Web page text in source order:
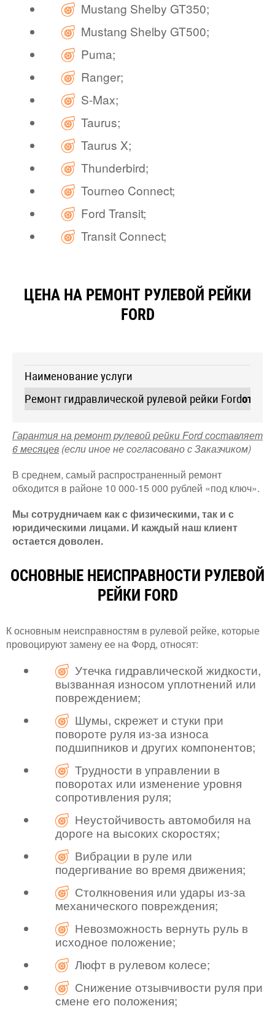
Mustang Shelby GT350;
Mustang Shelby GT500;
Puma;
Ranger;
S-Max;
Taurus;
Taurus X;
Thunderbird;
Tourneo Connect;
Ford Transit;
Transit Connect;
ЦЕНА НА РЕМОНТ РУЛЕВОЙ РЕЙКИ
FORD
Наименование услуги
Ремонт гидравлической рулевой рейки Fordот 7
Гарантия на ремонт рулевой рейки Ford составляет
6 месяцев (если иное не согласовано с Заказчиком)
В среднем, самый распространенный ремонт
обходится в районе 10 000-15 000 рублей «под ключ».
Мы сотрудничаем как с физическими, так и с
юридическими лицами. И каждый наш клиент
остается доволен.
ОСНОВНЫЕ НЕИСПРАВНОСТИ РУЛЕВОЙ
РЕЙКИ FORD
К основным неисправностям в рулевой рейке, которые
провоцируют замену ее на Форд, относят:
Утечка гидравлической жидкости,
вызванная износом уплотнений или
повреждением;
Шумы, скрежет и стуки при
повороте руля из-за износа
подшипников и других компонентов;
Трудности в управлении в
поворотах или изменение уровня
сопротивления руля;
Неустойчивость автомобиля на
дороге на высоких скоростях;
Вибрации в руле или
подергивание во время движения;
Столкновения или удары из-за
механического повреждения;
Невозможность вернуть руль в
исходное положение;
Люфт в рулевом колесе;
Снижение отзывчивости руля при
смене его положения;